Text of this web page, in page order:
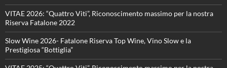
VITAE 2026: “Quattro Viti”, Riconoscimento massimo per la nostra
Riserva Fatalone 2022
Slow Wine 2026- Fatalone Riserva Top Wine, Vino Slow e la
Prestigiosa “Bottiglia”